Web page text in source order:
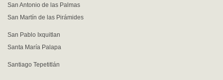
San Antonio de las Palmas
San Martín de las Pirámides
San Pablo Ixquitlan
Santa María Palapa
Santiago Tepetitlán